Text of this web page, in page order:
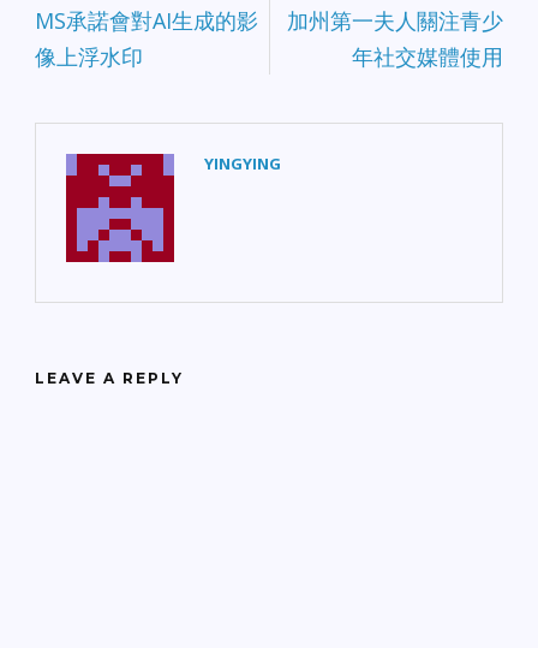
MS承諾會對AI生成的影
像上浮水印
加州第一夫人關注青少
年社交媒體使用
YINGYING
LEAVE A REPLY